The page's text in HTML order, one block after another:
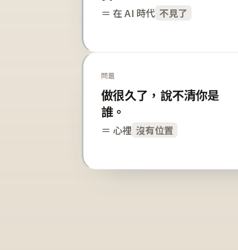
＝ 在 AI 時代 不見了
問題
做很久了，說不清你是
誰。
＝ 心裡 沒有位置